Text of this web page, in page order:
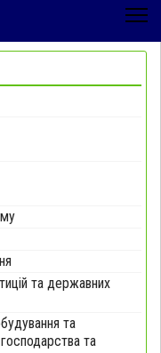
та державних
та
та